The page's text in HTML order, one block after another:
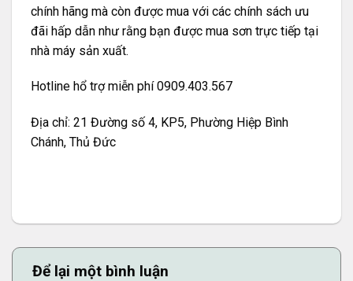
chính hãng mà còn được mua với các chính sách ưu
đãi hấp dẫn như rằng bạn được mua sơn trực tiếp tại
nhà máy sản xuất.
Hotline hổ trợ miễn phí 0909.403.567
Địa chỉ: 21 Đường số 4, KP5, Phường Hiệp Bình
Chánh, Thủ Đức
Để lại một bình luận